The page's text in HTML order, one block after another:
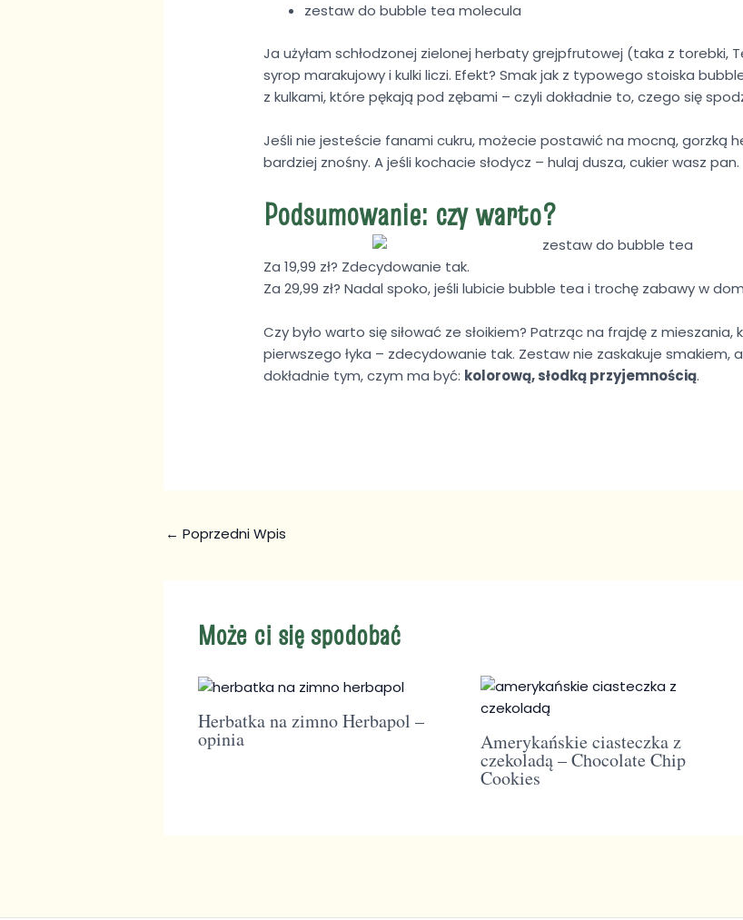
zestaw do bubble tea molecula
Ja użyłam schłodzonej zielonej herbaty grejpfrutowej (taka z torebki,
syrop marakujowy i kulki liczi. Efekt? Smak jak z typowego stoiska
z kulkami, które pękają pod zębami – czyli dokładnie to, czego się
Jeśli nie jesteście fanami cukru, możecie postawić na mocną, gorzką
bardziej znośny. A jeśli kochacie słodycz – hulaj dusza, cukier wasz pan.
Podsumowanie: czy warto?
Za 19,99 zł? Zdecydowanie tak.
Za 29,99 zł? Nadal spoko, jeśli lubicie bubble tea i trochę zabawy w
Czy było warto się siłować ze słoikiem? Patrząc na frajdę z
pierwszego łyka – zdecydowanie tak. Zestaw nie zaskakuje smakiem,
dokładnie tym, czym ma być: kolorową, słodką przyjemnością.
← Poprzedni Wpis
Może ci się spodobać
Herbatka na zimno Herbapol –
opinia Amerykańskie ciasteczka z
czekoladą – Chocolate Chip
Cookies